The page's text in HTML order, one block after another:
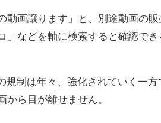
動画譲ります」と、別途動画の販
」などを軸に検索すると確認でき
制は年々、強化されていく一方
から目が離せません。